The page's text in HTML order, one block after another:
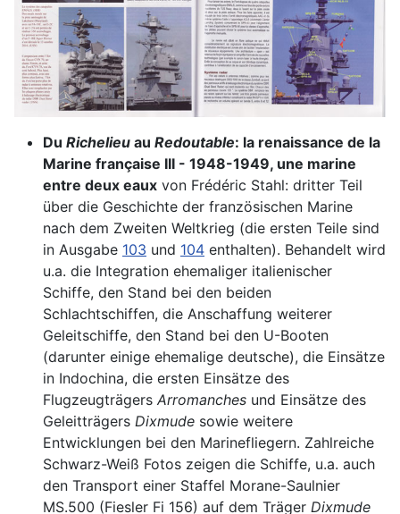
Du Richelieu au Redoutable: la renaissance de la
Marine française III - 1948-1949, une marine
entre deux eaux von Frédéric Stahl: dritter Teil
über die Geschichte der französischen Marine
nach dem Zweiten Weltkrieg (die ersten Teile sind
in Ausgabe 103 und 104 enthalten). Behandelt wird
u.a. die Integration ehemaliger italienischer
Schiffe, den Stand bei den beiden
Schlachtschiffen, die Anschaffung weiterer
Geleitschiffe, den Stand bei den U-Booten
(darunter einige ehemalige deutsche), die Einsätze
in Indochina, die ersten Einsätze des
Flugzeugträgers Arromanches und Einsätze des
Geleitträgers Dixmude sowie weitere
Entwicklungen bei den Marinefliegern. Zahlreiche
Schwarz-Weiß Fotos zeigen die Schiffe, u.a. auch
den Transport einer Staffel Morane-Saulnier
MS.500 (Fiesler Fi 156) auf dem Träger Dixmude